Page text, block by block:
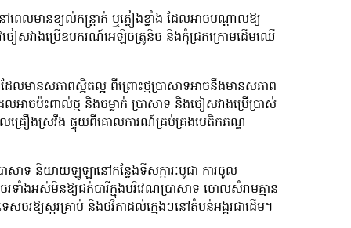
េលមានខ្យល់កន្ត្រាក់ ឬភ្លៀងខ្លាំង ដែលអាចបណ្តាលឱ្យ
រូវចៀសវាងប្រើឧបករណ៍អេឡិចត្រូនិច និងកុំជ្រកក្រោមដើមឈើ
ដែលមានសភាពស្អិតល្អ ពីព្រោះថ្មប្រាសាទអាចនឹងមានសភាព
អាចប៉ះពាល់ថ្ម និងចម្លាក់ ប្រាសាទ និងចៀសវាងប្រើប្រាស់
លគ្រឿងស្រវឹង ផ្ទុយពីគោលការណ៍គ្រប់គ្រងបេតិកភណ្ឌ
សាទ និយាយឡូឡានៅកន្លែងទីសក្ការៈបូជា ការចូល
ទាំងអស់មិនឱ្យជក់បារីក្នុងបរិវេណប្រាសាទ ចោលសំរាមគ្មាន
រឱ្យស្ករគ្រាប់ និងថវិកាដល់ក្មេងៗនៅតំបន់អង្គរជាដើម។